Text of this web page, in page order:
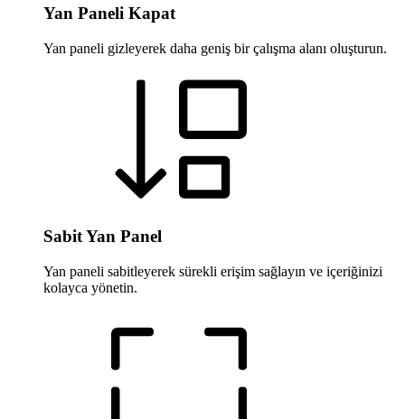
Yan Paneli Kapat
Yan paneli gizleyerek daha geniş bir çalışma alanı oluşturun.
Sabit Yan Panel
Yan paneli sabitleyerek sürekli erişim sağlayın ve içeriğinizi
kolayca yönetin.